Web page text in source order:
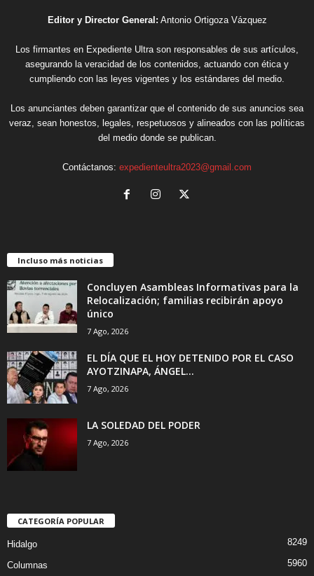
Editor y Director General: Antonio Ortigoza Vázquez
Los firmantes en Expediente Ultra son responsables de sus artículos,
asegurando la veracidad de los contenidos, actuando con ética y
cumpliendo con las leyes vigentes y los estándares del medio.
Los anunciantes deben garantizar que el contenido de sus anuncios sea
veraz, sean honestos, legales, respetuosos y alineados con las políticas
del medio donde se publican.
Contáctanos: expedienteultra2023@gmail.com
Incluso más noticias
Concluyen Asambleas Informativas para la
Relocalización; familias recibirán apoyo
único
7 Ago, 2026
EL DÍA QUE EL HOY DETENIDO POR EL CASO
AYOTZINAPA, ÁNGEL...
7 Ago, 2026
LA SOLEDAD DEL PODER
7 Ago, 2026
CATEGORÍA POPULAR
Hidalgo 8249
Columnas 5960